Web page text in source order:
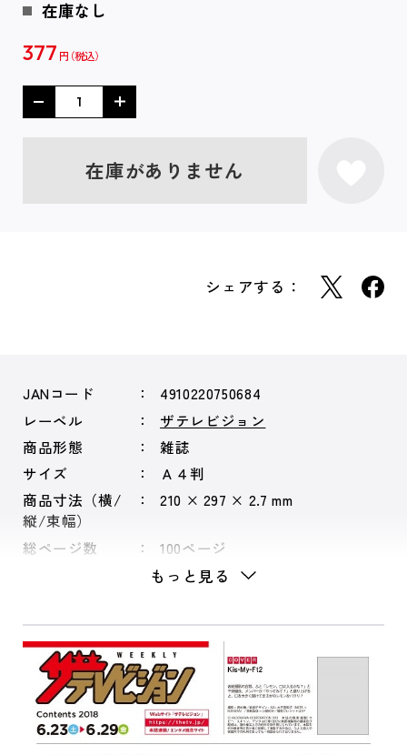
在庫なし
377 円
在庫がありません
シェアする：
JANコード
4910220750684
レーベル
ザテレビジョン
商品形態
雑誌
サイズ
Ａ４判
商品寸法（横/
縦/束幅）
210 × 297 × 2.7 mm
総ページ数 100ページ
もっと見る